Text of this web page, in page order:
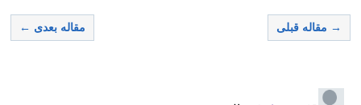
→ مقاله قبلی مقاله بعدی ←